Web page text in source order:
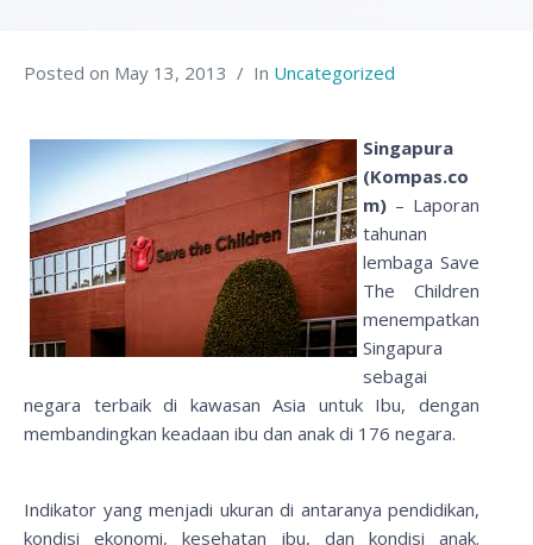
Posted on May 13, 2013 In Uncategorized
Singapura
(Kompas.co
m) – Laporan
tahunan
lembaga Save
The Children
menempatkan
Singapura
sebagai
negara terbaik di kawasan Asia untuk Ibu, dengan
membandingkan keadaan ibu dan anak di 176 negara.
Indikator yang menjadi ukuran di antaranya pendidikan,
kondisi ekonomi, kesehatan ibu, dan kondisi anak.